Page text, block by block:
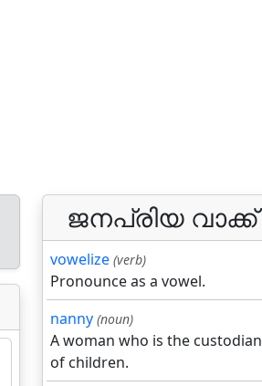
ജനപ്രിയ വാക്ക്
vowelize (verb)
Pronounce as a vowel.
nanny (noun)
A woman who is the custodian
of children.